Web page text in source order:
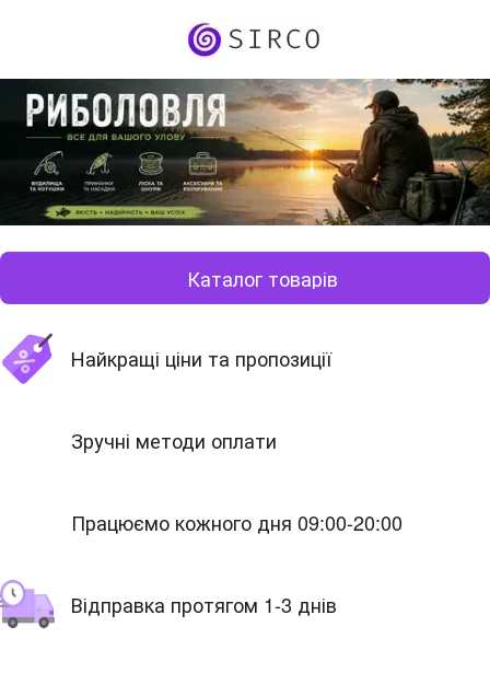
Каталог товарів
Найкращі ціни та пропозиції
Зручні методи оплати
Працюємо кожного дня 09:00-20:00
Відправка протягом 1-3 днів